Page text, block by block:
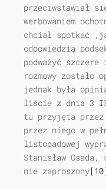
przeciwstawiał
werbowaniem
chciał spotkać
odpowiedzią
podważyć
rozmowy zostało
jednak była
liście z dnia 3 IX
tu przyjęta
przez niego w
listopadowej
Stanisław
nie zaproszony